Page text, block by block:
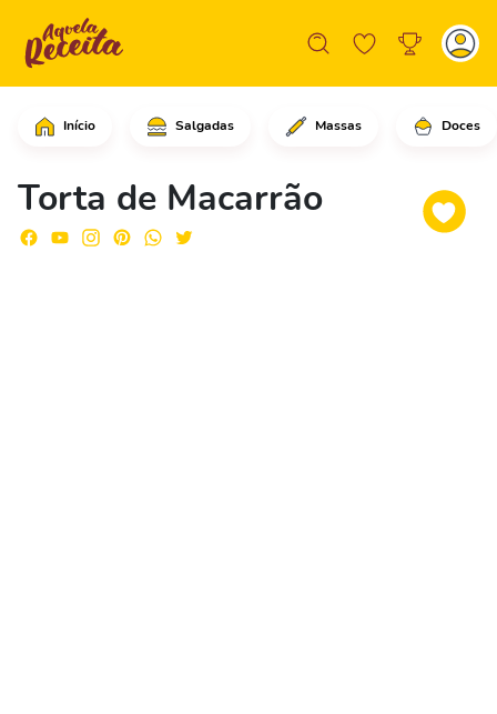
Início Salgadas Massas Doces
Torta de Macarrão
Em uma panela, coloque a água e